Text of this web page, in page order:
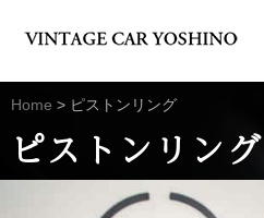
Home > ピストンリング
ピストンリング